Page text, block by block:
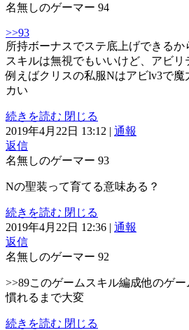
名無しのゲーマー 94
>>93
所持ボーナスでステ底上げできる
スキルは無視でもいいけど、アビリ
例えばクリスの私服Nはアビlv3で魔
カい
続きを読む 閉じる
2019年4月22日 13:12 | 通報
返信
名無しのゲーマー 93
Nの聖装って育てる意味ある？
続きを読む 閉じる
2019年4月22日 12:36 | 通報
返信
名無しのゲーマー 92
>>89このゲームスキル編成他のゲ
慣れるまで大変
続きを読む 閉じる